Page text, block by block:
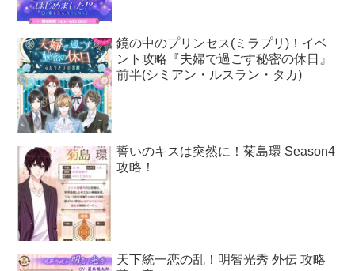
鏡の中のプリンセス(ミラプリ)！イベ
ント攻略『夫婦で過ごす秘密の休日』
前半(シミアン・ルスラン・タカ)
誓いのキスは突然に！菊島環 Season4
攻略！
天下統一恋の乱！明智光秀 外伝 攻略